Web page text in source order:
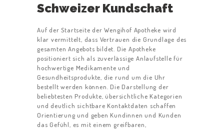
Schweizer Kundschaft
Auf der Startseite der Wengihof Apotheke wird
klar vermittelt, dass Vertrauen die Grundlage des
gesamten Angebots bildet. Die Apotheke
positioniert sich als zuverlässige Anlaufstelle für
hochwertige Medikamente und
Gesundheitsprodukte, die rund um die Uhr
bestellt werden können. Die Darstellung der
beliebtesten Produkte, übersichtliche Kategorien
und deutlich sichtbare Kontaktdaten schaffen
Orientierung und geben Kundinnen und Kunden
das Gefühl, es mit einem greifbaren,